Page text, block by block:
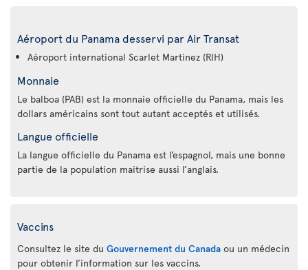
Aéroport du Panama desservi par Air Transat
Aéroport international Scarlet Martinez (RIH)
Monnaie
Le balboa (PAB) est la monnaie officielle du Panama, mais les
dollars américains sont tout autant acceptés et utilisés.
Langue officielle
La langue officielle du Panama est l’espagnol, mais une bonne
partie de la population maitrise aussi l’anglais.
Vaccins
Consultez le site du Gouvernement du Canada ou un médecin
pour obtenir l’information sur les vaccins.